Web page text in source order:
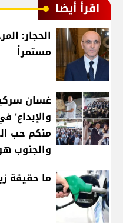
اقرأ أيضا
الحجار:
مستمراً
غسان
والإبداع'
منكم حب
والجنوب
ما حقيقة